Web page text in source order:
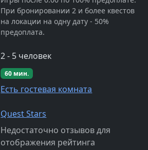
При бронировании 2 и более квестов
на локации на одну дату - 50%
предоплата.
2- 5 человек
60 мин.
Есть гостевая комната
Quest Stars
Недостаточно отзывов для
отображения рейтинга